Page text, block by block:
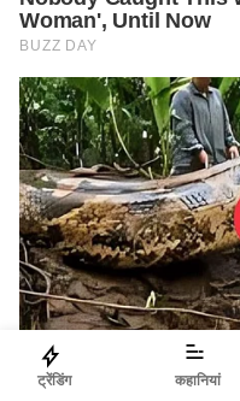
ट्रेंडिंग कहानियां